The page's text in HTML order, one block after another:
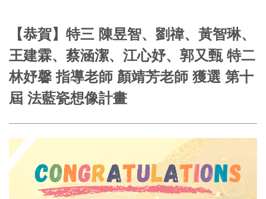
【恭賀】特三 陳昱智、劉禕、黃智琳、
王建霖、蔡涵潔、江心妤、郭又甄 特二
林妤馨 指導老師 顏靖芳老師 獲選 第十
屆 法藍瓷想像計畫